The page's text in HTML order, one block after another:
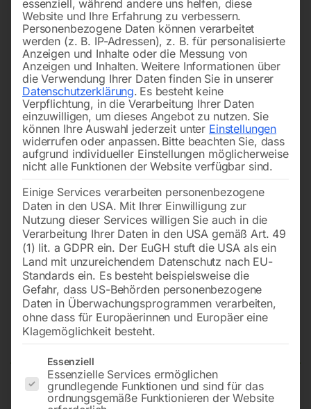
Abbruch-Spitzmeißel 6-kant, 14,7
250 mm lang, für EPS 222/225/Profi/Industrie
essenziell, während andere uns helfen, diese
Website und Ihre Erfahrung zu verbessern.
Personenbezogene Daten können verarbeitet
werden (z. B. IP-Adressen), z. B. für personalisierte
Anzeigen und Inhalte oder die Messung von
Anzeigen und Inhalten. Weitere Informationen über
die Verwendung Ihrer Daten finden Sie in unserer
Datenschutzerklärung. Es besteht keine
Verpflichtung, in die Verarbeitung Ihrer Daten
einzuwilligen, um dieses Angebot zu nutzen. Sie
können Ihre Auswahl jederzeit unter Einstellungen
widerrufen oder anpassen. Bitte beachten Sie, dass
aufgrund individueller Einstellungen möglicherweise
nicht alle Funktionen der Website verfügbar sind.
Einige Services verarbeiten personenbezogene
Daten in den USA. Mit Ihrer Einwilligung zur
Nutzung dieser Services willigen Sie auch in die
Verarbeitung Ihrer Daten in den USA gemäß Art. 49
(1) lit. a GDPR ein. Der EuGH stuft die USA als ein
Land mit unzureichendem Datenschutz nach EU-
Standards ein. Es besteht beispielsweise die
Gefahr, dass US-Behörden personenbezogene
Daten in Überwachungsprogrammen verarbeiten,
ohne dass für Europäerinnen und Europäer eine
Klagemöglichkeit besteht.
Es folgt eine Liste der Service-Gruppen, für die eine
Essenziell
Essenzielle Services ermöglichen
grundlegende Funktionen und sind für das
ordnungsgemäße Funktionieren der Website